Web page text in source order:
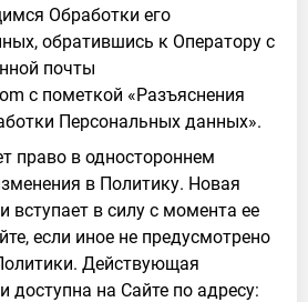
Обработки его
обратившись к Оператору с
почты
с пометкой «Разъяснения
Персональных данных».
право в одностороннем
в Политику. Новая
вступает в силу с момента ее
если иное не предусмотрено
Действующая
доступна на Сайте по адресу: